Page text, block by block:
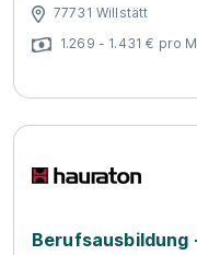
77731 Willstätt
1.269 - 1.431 € pro